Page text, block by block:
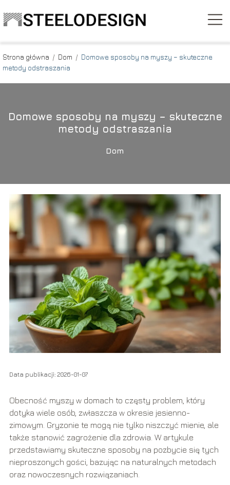
Strona główna / Dom / Domowe sposoby na myszy – skuteczne
metody odstraszania
Domowe sposoby na myszy – skuteczne
metody odstraszania
Dom
Data publikacji: 2026-01-07
Obecność myszy w domach to częsty problem, który
dotyka wiele osób, zwłaszcza w okresie jesienno-
zimowym. Gryzonie te mogą nie tylko niszczyć mienie, ale
także stanowić zagrożenie dla zdrowia. W artykule
przedstawiamy skuteczne sposoby na pozbycie się tych
nieproszonych gości, bazując na naturalnych metodach
oraz nowoczesnych rozwiązaniach.